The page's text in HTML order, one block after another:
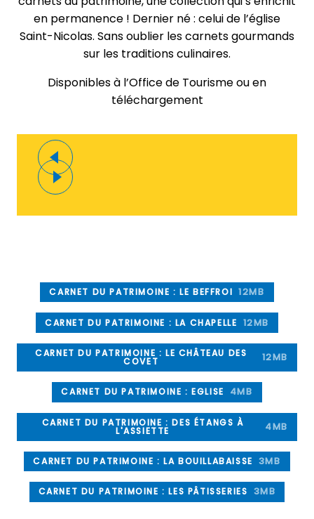
en permanence ! Dernier né : celui de l’église
Saint-Nicolas. Sans oublier les carnets gourmands
sur les traditions culinaires.
Disponibles à l’Office de Tourisme ou en
téléchargement
CARNET DU PATRIMOINE : LE BEFFROI 12MB
CARNET DU PATRIMOINE : LA CHAPELLE 12MB
CARNET DU PATRIMOINE : LE CHÂTEAU DES
COVET 12MB
CARNET DU PATRIMOINE : EGLISE 4MB
CARNET DU PATRIMOINE : DES ÉTANGS À
L'ASSIETTE 4MB
CARNET DU PATRIMOINE : LA BOUILLABAISSE 3MB
CARNET DU PATRIMOINE : LES PÂTISSERIES 3MB